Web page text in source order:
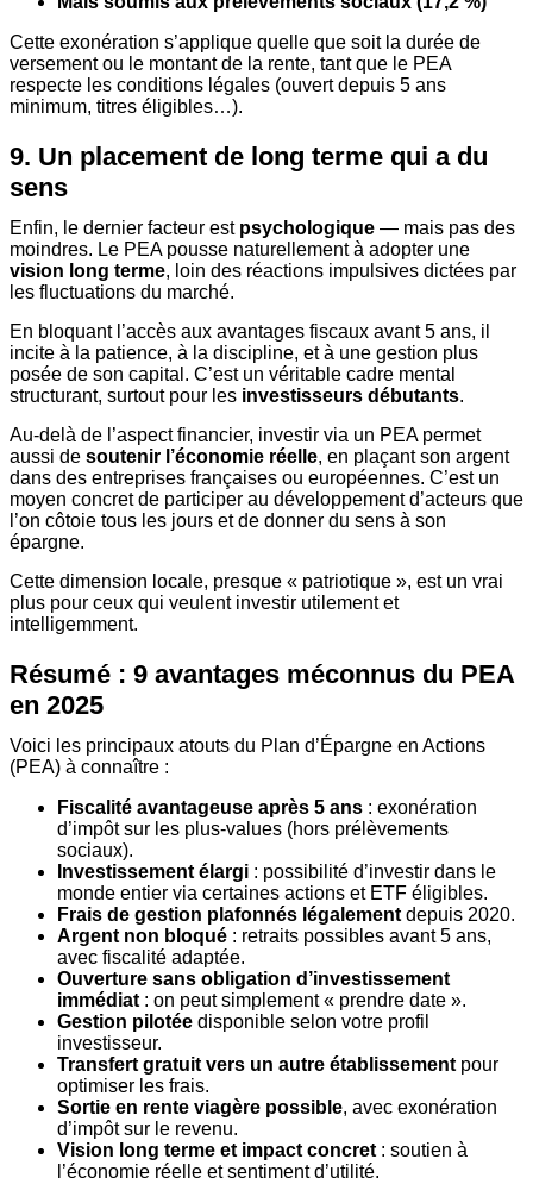
Cette exonération s’applique quelle que soit la durée de
versement ou le montant de la rente, tant que le PEA
respecte les conditions légales (ouvert depuis 5 ans
minimum, titres éligibles…).
9. Un placement de long terme qui a du
sens
Enfin, le dernier facteur est psychologique — mais pas des
moindres. Le PEA pousse naturellement à adopter une
vision long terme, loin des réactions impulsives dictées par
les fluctuations du marché.
En bloquant l’accès aux avantages fiscaux avant 5 ans, il
incite à la patience, à la discipline, et à une gestion plus
posée de son capital. C’est un véritable cadre mental
structurant, surtout pour les investisseurs débutants.
Au-delà de l’aspect financier, investir via un PEA permet
aussi de soutenir l’économie réelle, en plaçant son argent
dans des entreprises françaises ou européennes. C’est un
moyen concret de participer au développement d’acteurs que
l’on côtoie tous les jours et de donner du sens à son
épargne.
Cette dimension locale, presque « patriotique », est un vrai
plus pour ceux qui veulent investir utilement et
intelligemment.
Résumé : 9 avantages méconnus du PEA
en 2025
Voici les principaux atouts du Plan d’Épargne en Actions
(PEA) à connaître :
Fiscalité avantageuse après 5 ans : exonération
d’impôt sur les plus-values (hors prélèvements
sociaux).
Investissement élargi : possibilité d’investir dans le
monde entier via certaines actions et ETF éligibles.
Frais de gestion plafonnés légalement depuis 2020.
Argent non bloqué : retraits possibles avant 5 ans,
avec fiscalité adaptée.
Ouverture sans obligation d’investissement
immédiat : on peut simplement « prendre date ».
Gestion pilotée disponible selon votre profil
investisseur.
Transfert gratuit vers un autre établissement pour
optimiser les frais.
Sortie en rente viagère possible, avec exonération
d’impôt sur le revenu.
Vision long terme et impact concret : soutien à
l’économie réelle et sentiment d’utilité.